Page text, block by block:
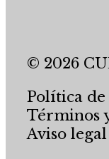
© 2026
Política
Términos
Aviso legal